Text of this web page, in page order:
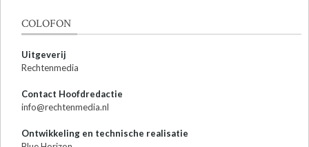
COLOFON
Uitgeverij
Rechtenmedia
Contact Hoofdredactie
info@rechtenmedia.nl
Ontwikkeling en technische realisatie